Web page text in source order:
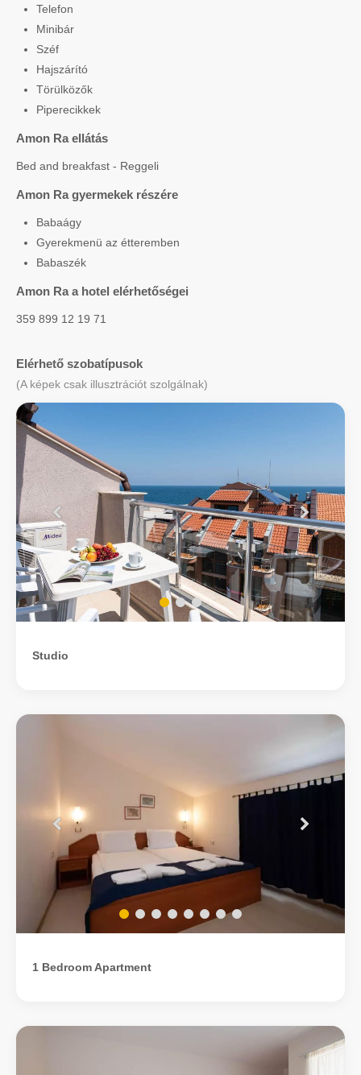
Telefon
Minibár
Széf
Hajszárító
Törülközők
Piperecikkek
Amon Ra ellátás
Bed and breakfast - Reggeli
Amon Ra gyermekek részére
Babaágy
Gyerekmenü az étteremben
Babaszék
Amon Ra a hotel elérhetőségei
359 899 12 19 71
Elérhető szobatípusok
(A képek csak illusztrációt szolgálnak)
Studio
1 Bedroom Apartment